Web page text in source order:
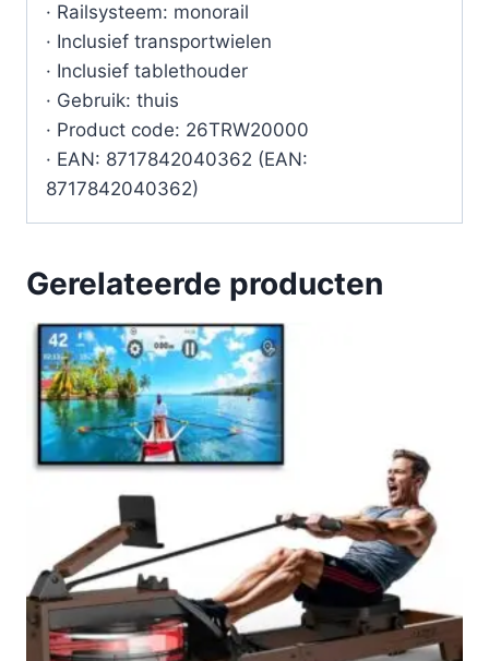
· Railsysteem: monorail
· Inclusief transportwielen
· Inclusief tablethouder
· Gebruik: thuis
· Product code: 26TRW20000
· EAN: 8717842040362 (EAN:
8717842040362)
Gerelateerde producten